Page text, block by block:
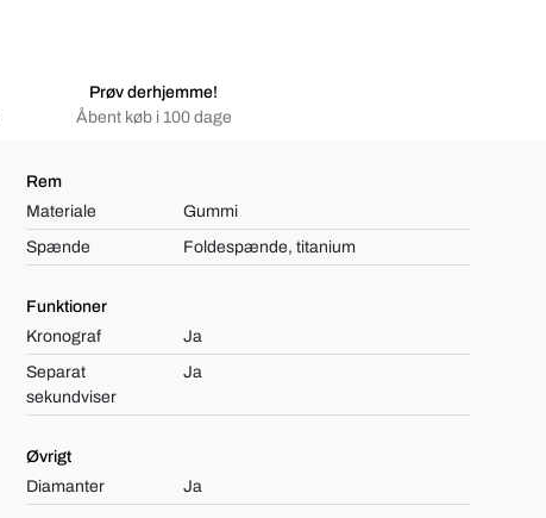
Prøv derhjemme!
Åbent køb i 100 dage
Rem
Materiale
Gummi
Spænde
Foldespænde, titanium
Funktioner
Kronograf
Ja
Separat
sekundviser
Ja
Øvrigt
Diamanter
Ja